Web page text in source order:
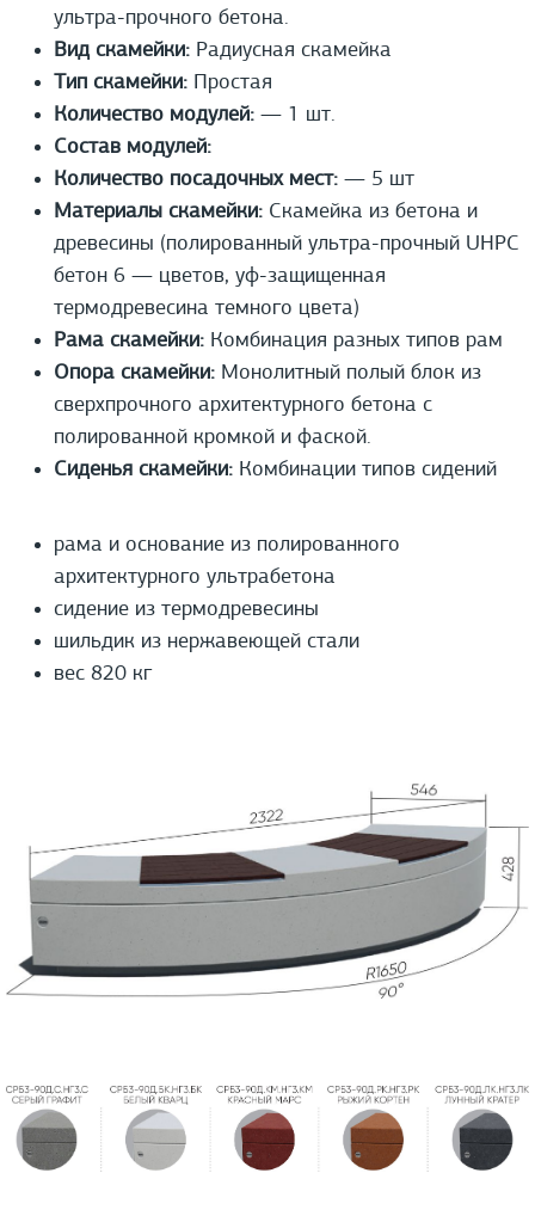
ультра-прочного бетона.
Вид скамейки: Радиусная скамейка
Тип скамейки: Простая
Количество модулей: — 1 шт.
Состав модулей:
Количество посадочных мест: — 5 шт
Материалы скамейки: Скамейка из бетона и
древесины (полированный ультра-прочный UHPС
бетон 6 — цветов, уф-защищенная
термодревесина темного цвета)
Рама скамейки: Комбинация разных типов рам
Опора скамейки: Монолитный полый блок из
сверхпрочного архитектурного бетона с
полированной кромкой и фаской.
Сиденья скамейки: Комбинации типов сидений
рама и основание из полированного
архитектурного ультрабетона
сидение из термодревесины
шильдик из нержавеющей стали
вес 820 кг